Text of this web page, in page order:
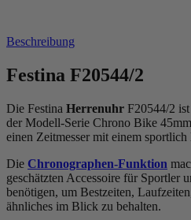
Beschreibung
Festina F20544/2
Die Festina Herrenuhr F20544/2
der Modell-Serie Chrono Bike
einen Zeitmesser mit einem
Die Chronographen-Funktion
geschätzten Accessoire für Sportler
benötigen, um Bestzeiten,
ähnliches im Blick zu behalten.